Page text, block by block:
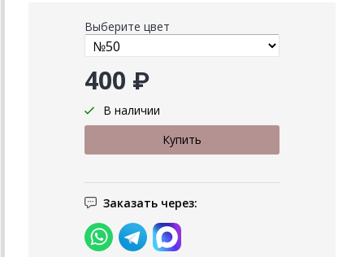
Выберите цвет
400 ₽
В наличии
Заказать через: